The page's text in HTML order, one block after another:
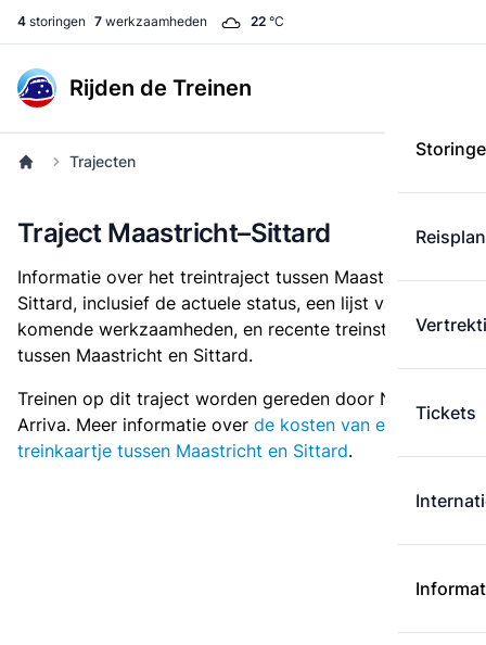
4 storingen 7 werkzaamheden 22 °C
Rijden de Treinen
Tickets
Trajecten
Traject Maastricht–Sittard
Informatie over het treintraject tussen Maastricht en
Sittard, inclusief de actuele status, een lijst van
komende werkzaamheden, en recente treinstoringen
tussen Maastricht en Sittard.
Treinen op dit traject worden gereden door NS en
Arriva. Meer informatie over de kosten van een
treinkaartje tussen Maastricht en Sittard.